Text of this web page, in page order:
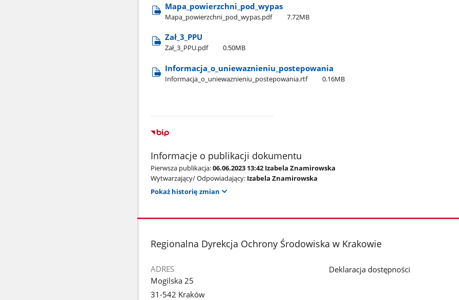
Mapa​_powierzchni​_pod​_wypas
Mapa​_powierzchni​_pod​_wypas.pdf 7.72MB
Zał​_3​_PPU
Zał​_3​_PPU.pdf 0.50MB
Informacja​_o​_uniewaznieniu​_postepowania
Informacja​_o​_uniewaznieniu​_postepowania.rtf 0.16MB
Informacje o publikacji dokumentu
Pierwsza publikacja:06.06.2023 13:42 Izabela Znamirowska
Wytwarzający/ Odpowiadający: Izabela Znamirowska
Pokaż historię zmian
stopka
Regionalna Dyrekcja Ochrony Środowiska w Krakowie
ADRES
Mogilska 25
31-542 Kraków
Deklaracja dostępności